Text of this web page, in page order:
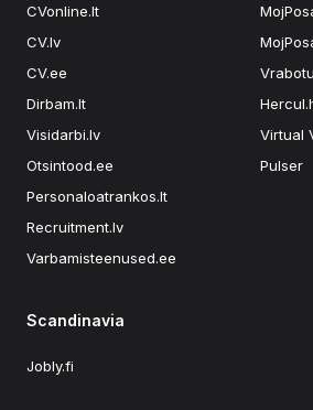
CVonline.lt
CV.lv
CV.ee
Dirbam.lt
Visidarbi.lv
Otsintood.ee
Personaloatrankos.lt
Recruitment.lv
Varbamisteenused.ee
Virtual
Pulser
Scandinavia
Jobly.fi